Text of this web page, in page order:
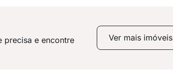
precisa e encontre
Ver mais imóveis